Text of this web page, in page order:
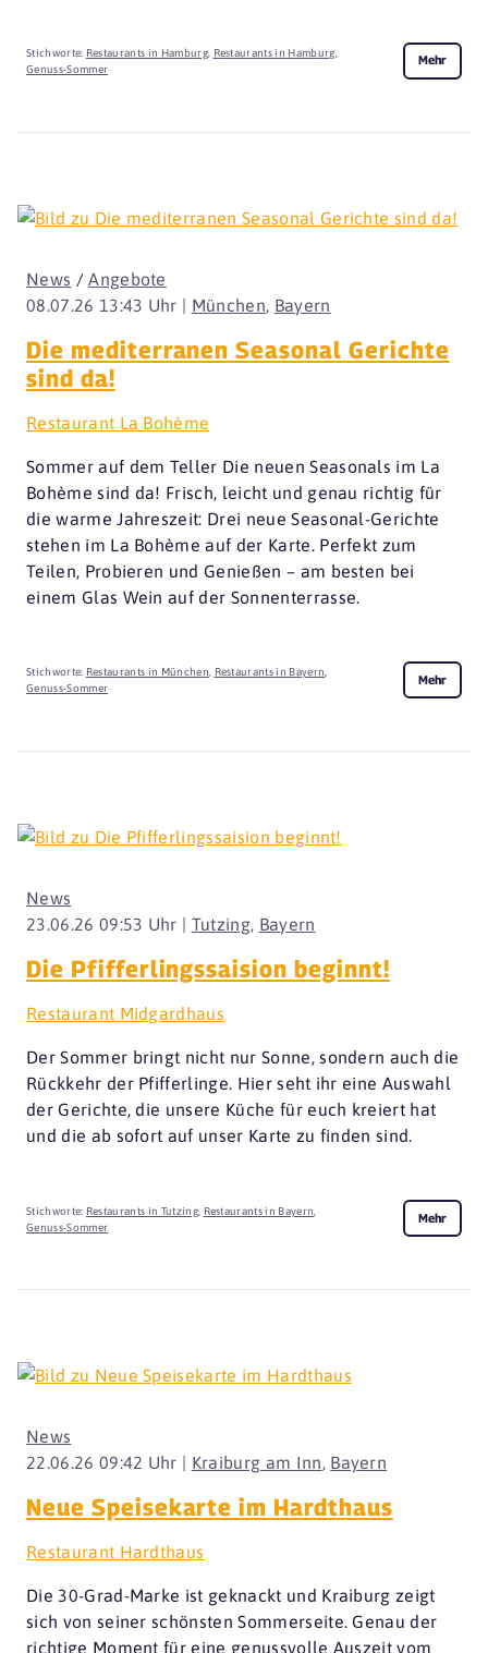
Stichworte: Restaurants in Hamburg, Restaurants in Hamburg,
Genuss-Sommer
Mehr
08.07.26 13:43 Uhr | München, Bayern
News /Angebote
Die mediterranen Seasonal Gerichte
sind da!
Restaurant La Bohème
Sommer auf dem Teller Die neuen Seasonals im La
Bohème sind da! Frisch, leicht und genau richtig für
die warme Jahreszeit: Drei neue Seasonal-Gerichte
stehen im La Bohème auf der Karte. Perfekt zum
Teilen, Probieren und Genießen – am besten bei
einem Glas Wein auf der Sonnenterrasse.
Stichworte: Restaurants in München, Restaurants in Bayern,
Genuss-Sommer
Mehr
23.06.26 09:53 Uhr | Tutzing, Bayern
News
Die Pfifferlingssaision beginnt!
Restaurant Midgardhaus
Der Sommer bringt nicht nur Sonne, sondern auch die
Rückkehr der Pfifferlinge. Hier seht ihr eine Auswahl
der Gerichte, die unsere Küche für euch kreiert hat
und die ab sofort auf unser Karte zu finden sind.
Stichworte: Restaurants in Tutzing, Restaurants in Bayern
Genuss-Sommer
Mehr
22.06.26 09:42 Uhr | Kraiburg am Inn, Bayern
News
Neue Speisekarte im Hardthaus
Restaurant Hardthaus
Die 30-Grad-Marke ist geknackt und Kraiburg zeigt
sich von seiner schönsten Sommerseite. Genau der
richtige Moment für eine genussvolle Auszeit vom